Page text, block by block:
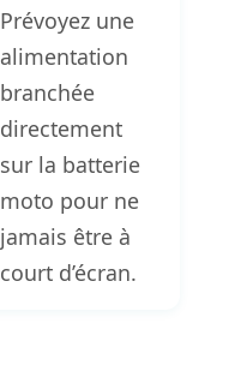
Prévoyez une
alimentation
branchée
directement
sur la batterie
moto pour ne
jamais être à
court d’écran.